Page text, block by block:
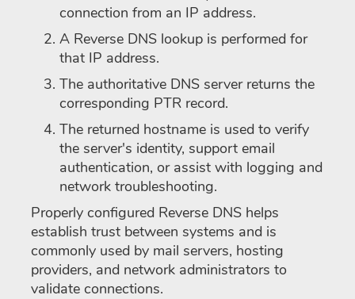
connection from an IP address.
A Reverse DNS lookup is performed for
that IP address.
The authoritative DNS server returns the
corresponding PTR record.
The returned hostname is used to verify
the server's identity, support email
authentication, or assist with logging and
network troubleshooting.
Properly configured Reverse DNS helps
establish trust between systems and is
commonly used by mail servers, hosting
providers, and network administrators to
validate connections.